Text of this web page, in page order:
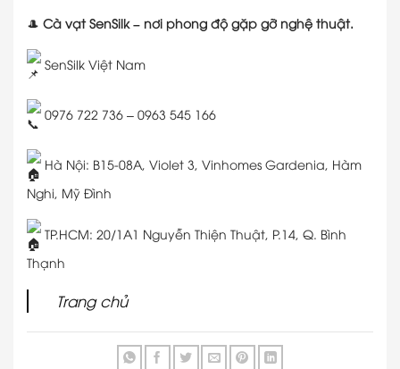
🎩 Cà vạt SenSilk – nơi phong độ gặp gỡ nghệ thuật.
SenSilk Việt Nam
0976 722 736 – 0963 545 166
Hà Nội: B15-08A, Violet 3, Vinhomes Gardenia, Hàm
Nghi, Mỹ Đình
TP.HCM: 20/1A1 Nguyễn Thiện Thuật, P.14, Q. Bình
Thạnh
Trang chủ